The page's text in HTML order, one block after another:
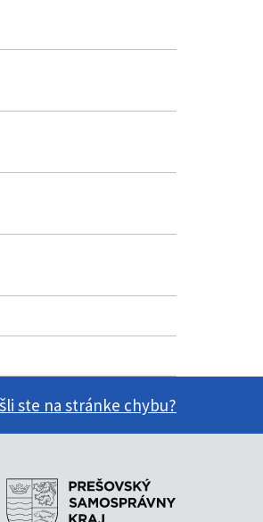
ste na stránke chybu?